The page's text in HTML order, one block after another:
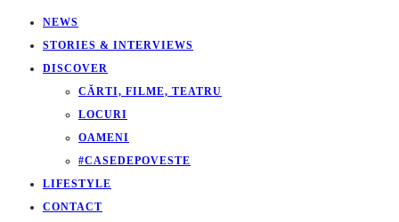
NEWS
STORIES & INTERVIEWS
DISCOVER
CĂRTI, FILME, TEATRU
LOCURI
OAMENI
#CASEDEPOVESTE
LIFESTYLE
CONTACT